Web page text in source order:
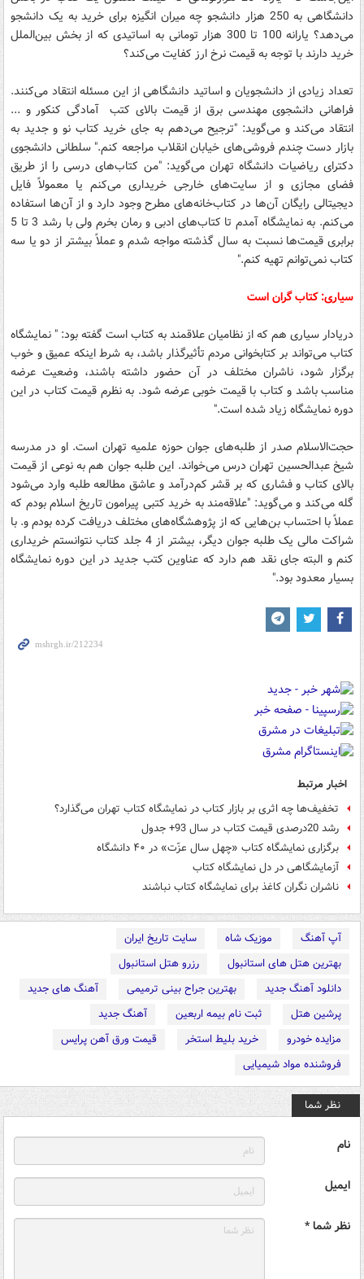
دانشگاهی به 250 هزار دانشجو چه میران انگیزه برای خرید به یک دانشجو
می‌دهد؟ یارانه 100 تا 300 هزار تومانی به اساتیدی که از بخش بین‌الملل
خرید دارند با توجه به قیمت نرخ ارز کفایت می‌کند؟
تعداد زیادی از دانشجویان و اساتید دانشگاهی از این مسئله انتقاد می‌کنند.
فراهانی دانشجوی مهندسی برق از قیمت بالای کتب آمادگی کنکور و ...
انتقاد می‌کند و می‌گوید: "ترجیح می‌دهم به جای خرید کتاب نو و جدید به
بازار دست چندم فروشی‌های خیابان انقلاب مراجعه کنم." سلطانی دانشجوی
دکترای ریاضیات دانشگاه تهران می‌گوید: "من کتاب‌های درسی را از طریق
فضای مجازی و از سایت‌های خارجی خریداری می‌کنم یا معمولاً فایل
دیجیتالی رایگان آن‌ها در کتاب‌خانه‌های مطرح وجود دارد و از آن‌ها استفاده
می‌کنم. به نمایشگاه آمدم تا کتاب‌های ادبی و رمان بخرم ولی با رشد 3 تا 5
برابری قیمت‌ها نسبت به سال گذشته مواجه شدم و عملاً بیشتر از دو یا سه
کتاب نمی‌توانم تهیه کنم."
سیاری: کتاب گران است
دریادار سیاری هم که از نظامیان علاقمند به کتاب است گفته بود: " نمایشگاه
کتاب می‌تواند بر کتابخوانی مردم تأثیرگذار باشد، به شرط اینکه عمیق و خوب
برگزار شود، ناشران مختلف در آن حضور داشته باشند، وضعیت عرضه
مناسب باشد و کتاب با قیمت خوبی عرضه شود. به نظرم قیمت کتاب در این
دوره نمایشگاه زیاد شده است."
حجت‌الاسلام صدر از طلبه‌های جوان حوزه علمیه تهران است. او در مدرسه
شیخ عبدالحسین تهران درس می‌خواند. این طلبه جوان هم به نوعی از قیمت
بالای کتاب و فشاری که بر قشر کم‌درآمد و عاشق مطالعه طلبه وارد می‌شود
گله می‌کند و می‌گوید: "علاقه‌مند به خرید کتبی پیرامون تاریخ اسلام بودم که
عملاً با احتساب بن‌هایی که از پژوهشگاه‌های مختلف دریافت کرده بودم و. با
شراکت مالی یک طلبه جوان دیگر، بیشتر از 4 جلد کتاب نتوانستم خریداری
کنم و البته جای نقد هم دارد که عناوین کتب جدید در این دوره نمایشگاه
بسیار معدود بود."
اخبار مرتبط
تخفیف‌ها چه اثری بر بازار کتاب در نمایشگاه کتاب تهران می‌گذارد؟
رشد 20درصدی قیمت کتاب در سال 93+ جدول
برگزاری نمایشگاه کتاب «چهل سال عزّت» در ۴۰ دانشگاه
آزمایشگاهی در دل نمایشگاه کتاب
ناشران نگران کاغذ برای نمایشگاه کتاب نباشند
آپ آهنگ موزیک شاه
سایت تاریخ ایران
بهترین هتل های استانبول
رزرو هتل استانبول
دانلود آهنگ جدید
بهترین جراح بینی ترمیمی
آهنگ های جدید
پرشین هتل
ثبت نام بیمه اربعین
آهنگ جدید
مزایده خودرو
خرید بلیط استخر
قیمت ورق آهن پرایس
فروشنده مواد شیمیایی
نظر شما
نام
ایمیل
نظر شما *